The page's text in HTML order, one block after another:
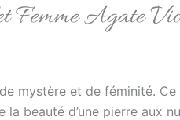
Femme Agate
mystère et de féminité.
la beauté d’une pierre aux